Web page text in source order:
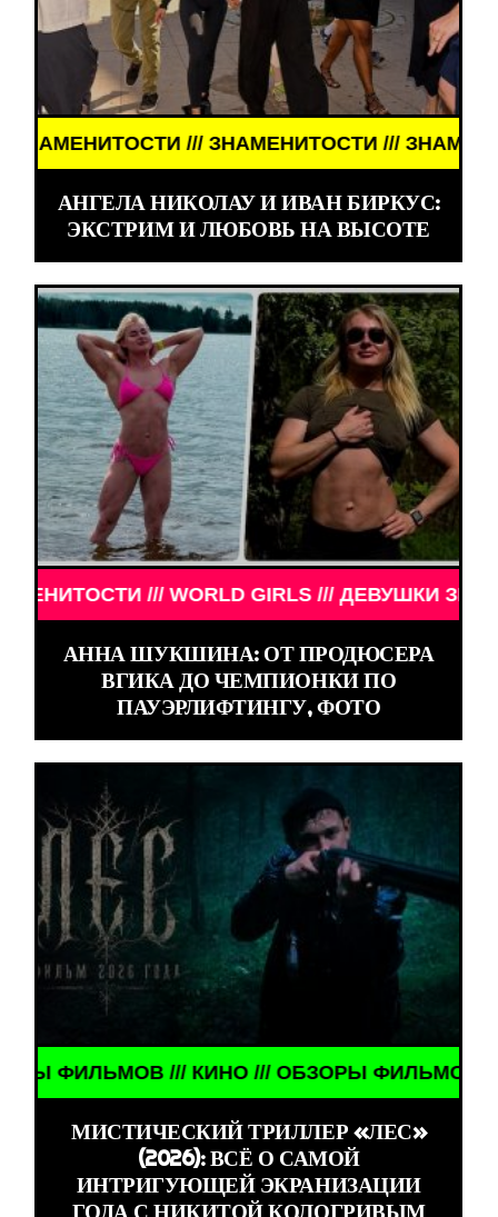
/// ЗНАМЕНИТОСТИ /// ЗНАМЕНИТОСТИ ///
АНГЕЛА НИКОЛАУ И ИВАН БИРКУС:
ЭКСТРИМ И ЛЮБОВЬ НА ВЫСОТЕ
ДЕВУШКИ ЗНАМЕНИТОСТИ /// WORLD
АННА ШУКШИНА: ОТ ПРОДЮСЕРА
ВГИКА ДО ЧЕМПИОНКИ ПО
ПАУЭРЛИФТИНГУ, ФОТО
/// ОБЗОРЫ ФИЛЬМОВ /// КИНО /// ОБЗОРЫ
МИСТИЧЕСКИЙ ТРИЛЛЕР «ЛЕС»
(2026): ВСЁ О САМОЙ
ИНТРИГУЮЩЕЙ ЭКРАНИЗАЦИИ
ГОДА С НИКИТОЙ КОЛОГРИВЫМ